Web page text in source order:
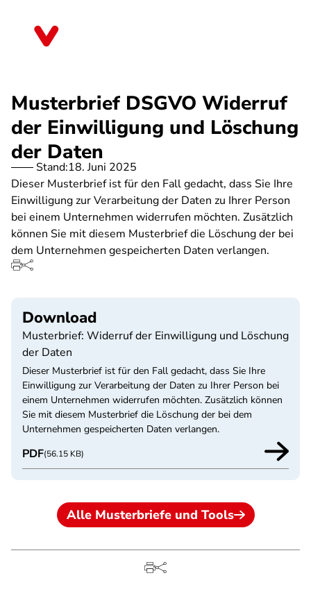
Musterbrief DSGVO Widerruf
der Einwilligung und Löschung
der Daten
Stand:18. Juni 2025
Dieser Musterbrief ist für den Fall gedacht, dass Sie Ihre
Einwilligung zur Verarbeitung der Daten zu Ihrer Person
bei einem Unternehmen widerrufen möchten. Zusätzlich
können Sie mit diesem Musterbrief die Löschung der bei
dem Unternehmen gespeicherten Daten verlangen.
Download
Musterbrief: Widerruf der Einwilligung und Löschung
der Daten
Dieser Musterbrief ist für den Fall gedacht, dass Sie Ihre
Einwilligung zur Verarbeitung der Daten zu Ihrer Person bei
einem Unternehmen widerrufen möchten. Zusätzlich können
Sie mit diesem Musterbrief die Löschung der bei dem
Unternehmen gespeicherten Daten verlangen.
PDF(56.15 KB)
Alle Musterbriefe und Tools